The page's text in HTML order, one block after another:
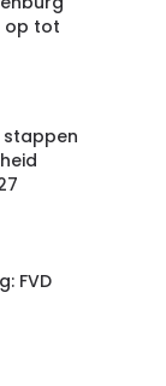
op tot
stappen
FVD